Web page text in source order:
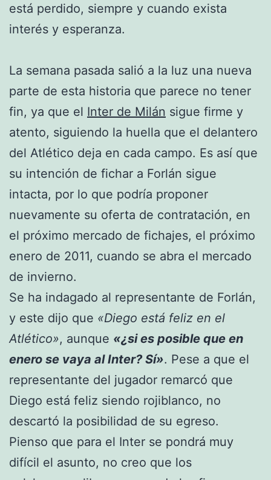
está perdido, siempre y cuando exista
interés y esperanza.
La semana pasada salió a la luz una nueva
parte de esta historia que parece no tener
fin, ya que el Inter de Milán sigue firme y
atento, siguiendo la huella que el delantero
del Atlético deja en cada campo. Es así que
su intención de fichar a Forlán sigue
intacta, por lo que podría proponer
nuevamente su oferta de contratación, en
el próximo mercado de fichajes, el próximo
enero de 2011, cuando se abra el mercado
de invierno.
Se ha indagado al representante de Forlán,
y este dijo que «Diego está feliz en el
Atlético», aunque «¿si es posible que en
enero se vaya al Inter? Sí». Pese a que el
representante del jugador remarcó que
Diego está feliz siendo rojiblanco, no
descartó la posibilidad de su egreso.
Pienso que para el Inter se pondrá muy
difícil el asunto, no creo que los